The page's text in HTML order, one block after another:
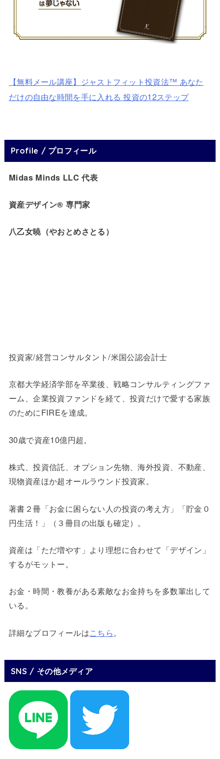
【無料メール講座】ジャストフィット投資法™ あなた
だけの自由な時間を手に入れる 投資の12ステップ
Profile / プロフィール
Midas Minds LLC 代表
資産デザイン® 専門家
八乙女暁（やおとめさとる）
投資家/経営コンサルタント/米国公認会計士
京都大学経済学部を卒業後、戦略コンサルティングファ
ーム、企業投資ファンドを経て、投資だけで愛する家族
のためにFIREを達成。
30歳で資産10億円超。
株式、投資信託、オプション先物、海外投資、不動産、
現物資産ほか超オールラウンド投資家。
著書２冊「お金に困らない人の投資の考え方」「貯金０
円生活！」（３冊目の出版も確定）。
資産は「ただ増やす」より理想に合わせて「デザイン」
するがモットー。
お金・時間・教養がある素敵なお金持ちを多数輩出して
いる。
詳細なプロフィールはこちら。
SNS / その他メディア